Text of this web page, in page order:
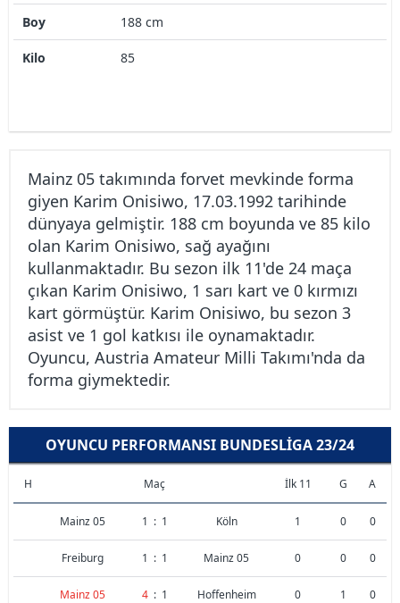
Boy 188 cm
Kilo 85
Mainz 05 takımında forvet mevkinde forma
giyen Karim Onisiwo, 17.03.1992 tarihinde
dünyaya gelmiştir. 188 cm boyunda ve 85 kilo
olan Karim Onisiwo, sağ ayağını
kullanmaktadır. Bu sezon ilk 11'de 24 maça
çıkan Karim Onisiwo, 1 sarı kart ve 0 kırmızı
kart görmüştür. Karim Onisiwo, bu sezon 3
asist ve 1 gol katkısı ile oynamaktadır.
Oyuncu, Austria Amateur Milli Takımı'nda da
forma giymektedir.
OYUNCU PERFORMANSI BUNDESLIGA 23/24
H Maç İlk 11 G A
Mainz 05 1 : 1 Köln 1 0 0
Freiburg 1 : 1 Mainz 05 0 0 0
Mainz 05 4 : 1 Hoffenheim 0 1 0